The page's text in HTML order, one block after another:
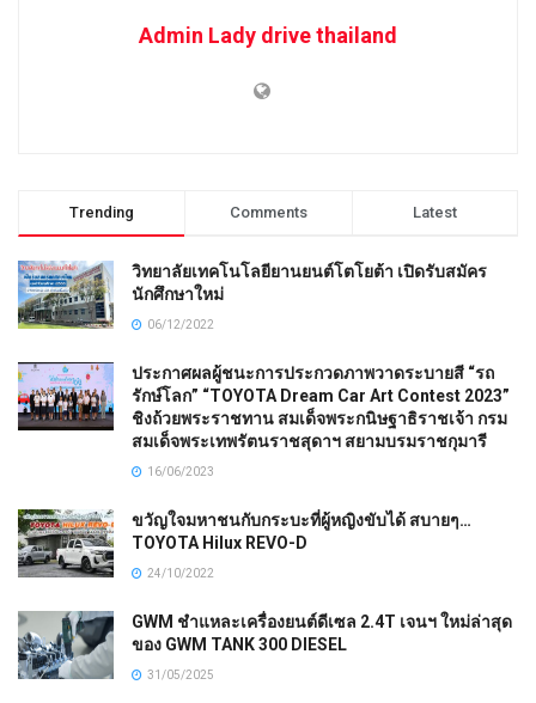
Admin Lady drive thailand
Trending Comments Latest
วิทยาลัยเทคโนโลยียานยนต์โตโยต้า เปิดรับสมัคร
นักศึกษาใหม่
06/12/2022
ประกาศผลผู้ชนะการประกวดภาพวาดระบายสี “รถ
รักษ์โลก” “TOYOTA Dream Car Art Contest 2023”
ชิงถ้วยพระราชทาน สมเด็จพระกนิษฐาธิราชเจ้า กรม
สมเด็จพระเทพรัตนราชสุดาฯ สยามบรมราชกุมารี
16/06/2023
ขวัญใจมหาชนกับกระบะที่ผู้หญิงขับได้ สบายๆ…
TOYOTA Hilux REVO-D
24/10/2022
GWM ชำแหละเครื่องยนต์ดีเซล 2.4T เจนฯ ใหม่ล่าสุด
ของ GWM TANK 300 DIESEL
31/05/2025